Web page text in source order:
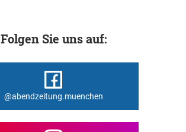
Folgen Sie uns auf:
@abendzeitung.muenchen